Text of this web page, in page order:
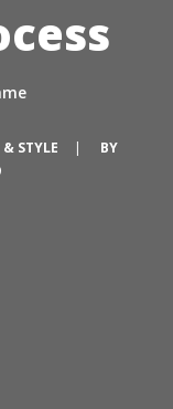
STYLE |
BY